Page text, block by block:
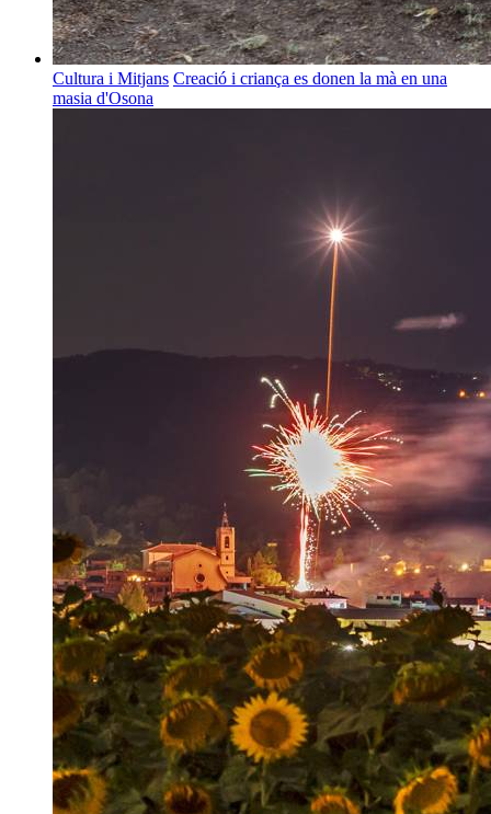
Cultura i Mitjans Creació i criança es donen la mà en una
masia d'Osona